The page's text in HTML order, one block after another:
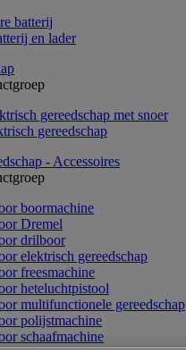
batterij
en lader
gereedschap met snoer
gereedschap
- Accessoires
boormachine
Dremel
drilboor
elektrisch gereedschap
freesmachine
heteluchtpistool
multifunctionele gereedschap
polijstmachine
schaafmachine